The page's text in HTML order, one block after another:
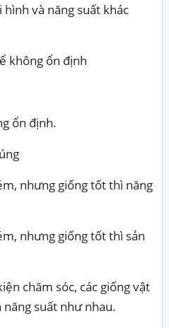
hình và năng suất khác
không ổn định
ổn định.
nhưng giống tốt thì năng
nhưng giống tốt thì sản
chăm sóc, các giống vật
suất như nhau.